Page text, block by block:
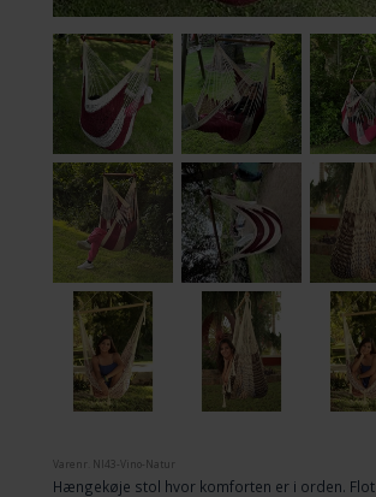
Varenr. NI43-Vino-Natur
Hængekøje stol hvor komforten er i orden. Flot